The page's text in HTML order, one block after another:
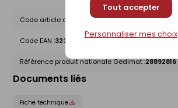
Tout accepter
Personnaliser mes choix
Code article chez le fournisseur :01220826
Code EAN :3239911220826
Référence produit nationale Gedimat :28892816
Documents liés
Fiche technique